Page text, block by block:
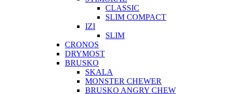
CLASSIC
SLIM COMPACT
IZI
SLIM
CRONOS
DRYMOST
BRUSKO
SKALA
MONSTER CHEWER
BRUSKO ANGRY CHEW